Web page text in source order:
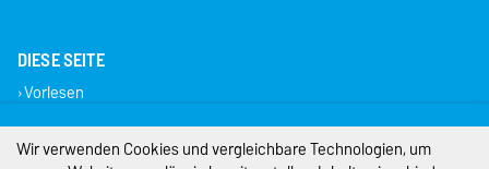
DIESE SEITE
Vorlesen
Impressum
Wir verwenden Cookies und vergleichbare Technologien, um